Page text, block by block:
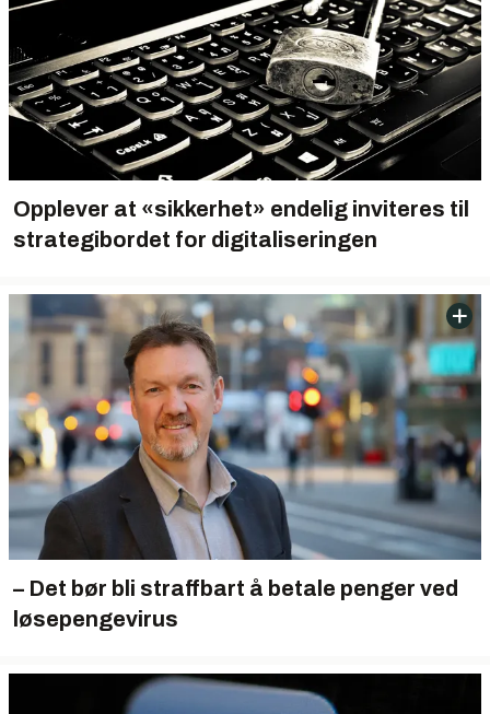
Opplever at «sikkerhet» endelig inviteres til
strategibordet for digitaliseringen
– Det bør bli straffbart å betale penger ved
løsepengevirus